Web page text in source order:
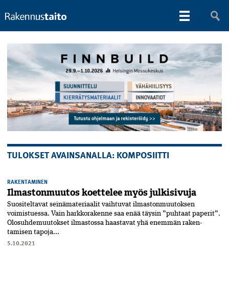
TULOKSET AVAINSANALLA: KOMPOSIITTI
RAKENTAMINEN
Ilmastonmuutos koettelee myös julkisivuja
Suositeltavat seinämateriaalit vaihtuvat ilmastonmuutoksen
voimistuessa. Vain harkkorakenne saa enää täysin ”puhtaat paperit”.
Olosuhdemuutokset ilmastossa­ haastavat yhä enemmän raken­
tamisen tapoja...
5.10.2021